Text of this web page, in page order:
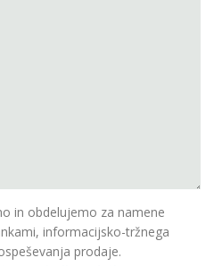
in obdelujemo za namene
informacijsko-tržnega
prodaje.